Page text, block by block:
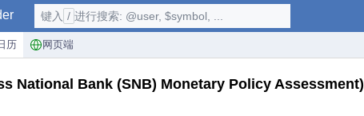
历 网页端
键入 / 进行搜索: @user, $symbol, ...
National Bank (SNB) Monetary Policy Assessment)